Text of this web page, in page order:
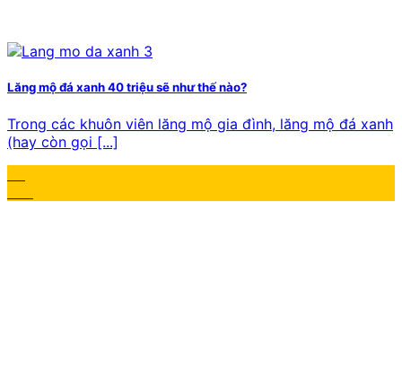
Lăng mộ đá xanh 40 triệu sẽ như thế nào?
Trong các khuôn viên lăng mộ gia đình, lăng mộ đá xanh
(hay còn gọi [...]